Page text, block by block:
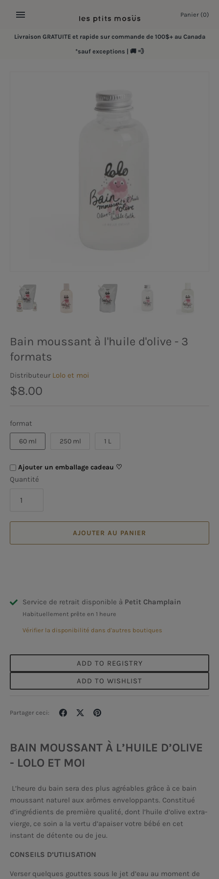
Panier (0)
Livraison GRATUITE et rapide sur commande de 100$+ au Canada
*sauf exceptions | 🚚 💨
Bain moussant à l'huile d'olive - 3
formats
Distributeur Lolo et moi
$8.00
format
60 ml 250 ml 1 L
Ajouter un emballage cadeau ♡
Quantité
AJOUTER AU PANIER
Service de retrait disponible à Petit Champlain
Habituellement prête en 1 heure
Vérifier la disponibilité dans d'autres boutiques
ADD TO REGISTRY
ADD TO WISHLIST
Partager ceci: PartagerTweeterÉpingler
BAIN MOUSSANT À L’HUILE D’OLIVE
- LOLO ET MOI
L’heure du bain sera des plus agréables grâce à ce bain
moussant naturel aux arômes enveloppants. Constitué
d’ingrédients de première qualité, dont l’huile d’olive extra-
vierge, ce soin a la vertu d’apaiser votre bébé en cet
instant de détente ou de jeu.
CONSEILS D’UTILISATION
Verser quelques gouttes sous le jet d’eau au moment de